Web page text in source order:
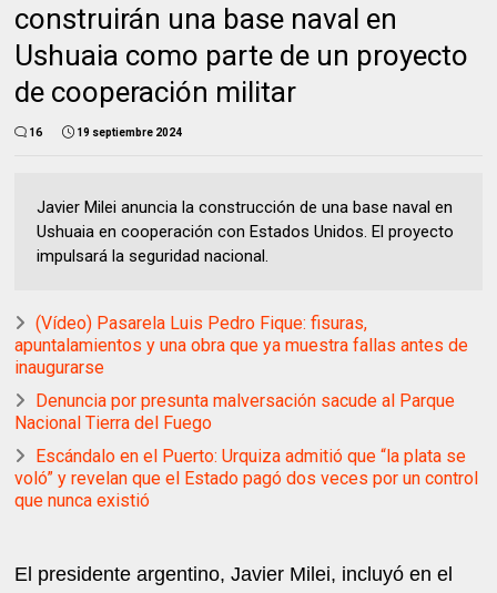
construirán una base naval en
Ushuaia como parte de un proyecto
de cooperación militar
16 19 septiembre 2024
Javier Milei anuncia la construcción de una base naval en
Ushuaia en cooperación con Estados Unidos. El proyecto
impulsará la seguridad nacional.
(Vídeo) Pasarela Luis Pedro Fique: fisuras,
apuntalamientos y una obra que ya muestra fallas antes de
inaugurarse
Denuncia por presunta malversación sacude al Parque
Nacional Tierra del Fuego
Escándalo en el Puerto: Urquiza admitió que “la plata se
voló” y revelan que el Estado pagó dos veces por un control
que nunca existió
El presidente argentino, Javier Milei, incluyó en el